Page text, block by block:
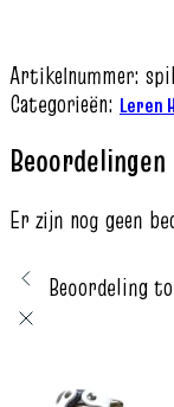
Artikelnummer:
Categorieën: Leren
Beoordelingen
Er zijn nog geen
Beoordeling